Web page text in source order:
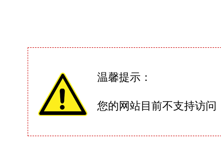
温馨提示：
您的网站目前不支持访